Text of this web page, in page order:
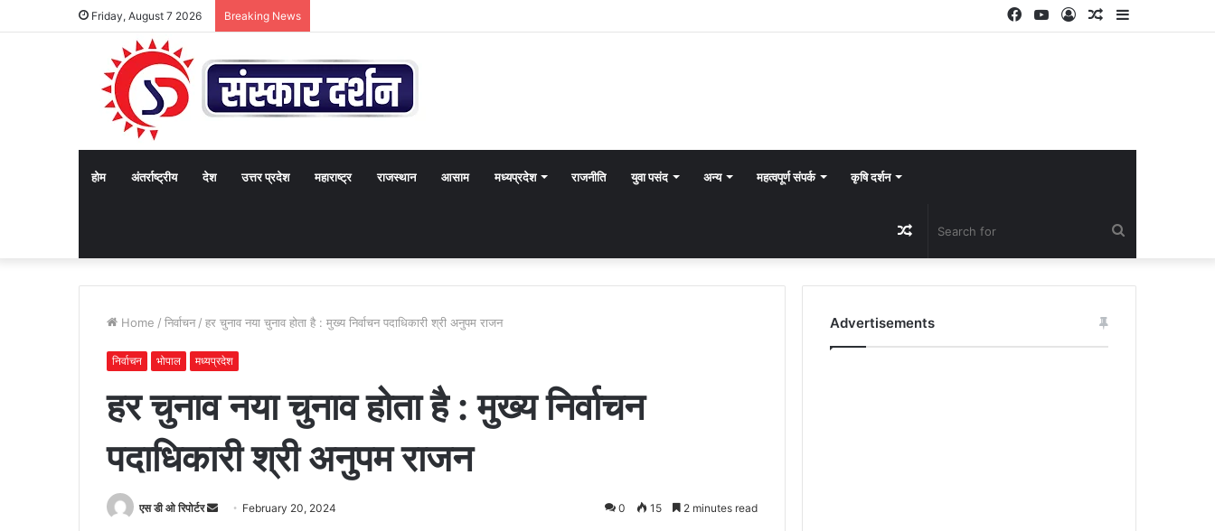
Friday, August 7 2026 Breaking News Sidebar
Random
Log
YouTube
Facebook
होम अंतर्राष्ट्रीय देश उत्तर प्रदेश महाराष्ट्र राजस्थान आसाम मध्यप्रदेश राजनीति युवा पसंद अन्य महत्वपूर्ण संपर्क कृषि दर्शन
for
Random
Article
Home / निर्वाचन / हर चुनाव नया चुनाव होता है : मुख्य निर्वाचन पदाधिकारी श्री अनुपम राजन
निर्वाचन भोपाल मध्यप्रदेश
हर चुनाव नया चुनाव होता है : मुख्य निर्वाचन
पदाधिकारी श्री अनुपम राजन
एस डी ओ रिपोर्टर
Send February 20, 2024 0 15 2 minutes read
Advertisements